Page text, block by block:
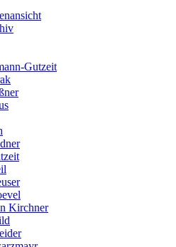
Gutzeit
Kirchner